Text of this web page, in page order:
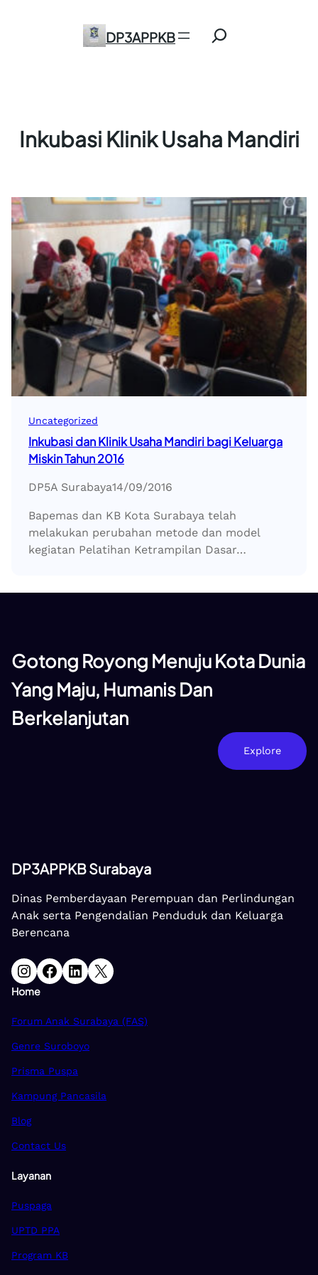
DP3APPKB
Inkubasi Klinik Usaha Mandiri
Uncategorized
Inkubasi dan Klinik Usaha Mandiri bagi Keluarga
Miskin Tahun 2016
DP5A Surabaya14/09/2016
Bapemas dan KB Kota Surabaya telah
melakukan perubahan metode dan model
kegiatan Pelatihan Ketrampilan Dasar…
Gotong Royong Menuju Kota Dunia
Yang Maju, Humanis Dan
Berkelanjutan
Explore
DP3APPKB Surabaya
Dinas Pemberdayaan Perempuan dan Perlindungan
Anak serta Pengendalian Penduduk dan Keluarga
Berencana
Instagram Facebook LinkedIn X
Home
Forum Anak Surabaya (FAS)
Genre Suroboyo
Prisma Puspa
Kampung Pancasila
Blog
Contact Us
Layanan
Puspaga
UPTD PPA
Program KB